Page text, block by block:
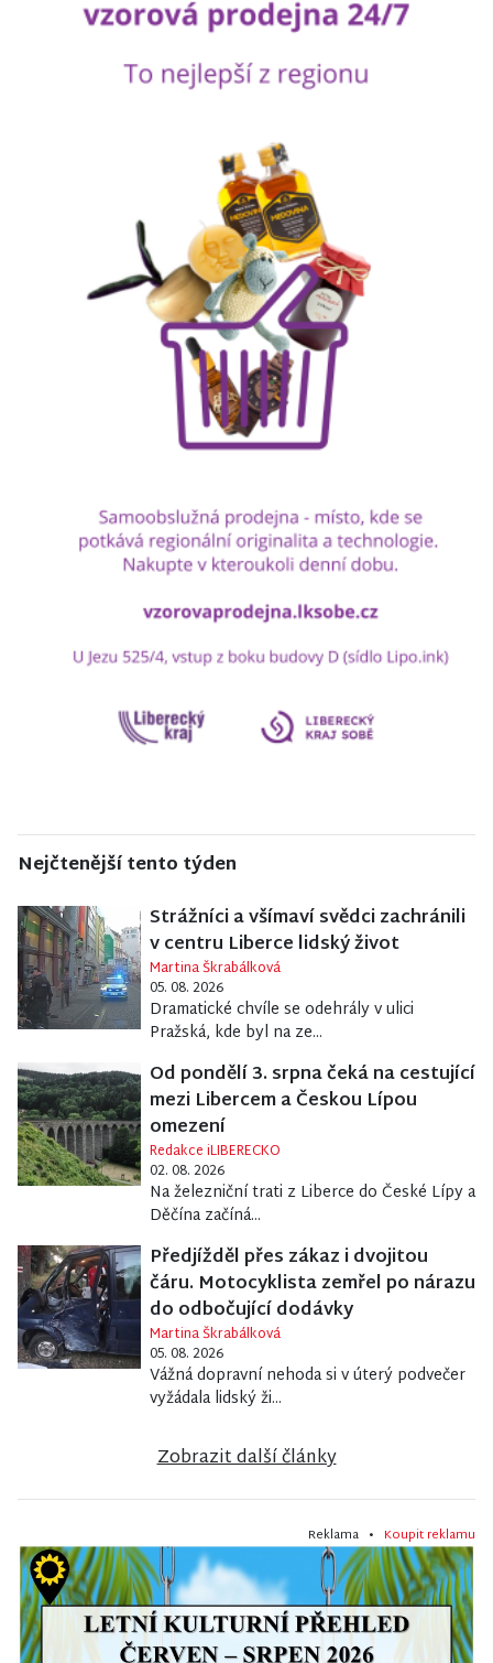
Nejčtenější tento týden
Strážníci a všímaví svědci zachránili
v centru Liberce lidský život
Martina Škrabálková
05. 08. 2026
Dramatické chvíle se odehrály v ulici
Pražská, kde byl na ze...
Od pondělí 3. srpna čeká na cestující
mezi Libercem a Českou Lípou
omezení
Redakce iLIBERECKO
02. 08. 2026
Na železniční trati z Liberce do České Lípy a
Děčína začíná...
Předjížděl přes zákaz i dvojitou
čáru. Motocyklista zemřel po nárazu
do odbočující dodávky
Martina Škrabálková
05. 08. 2026
Vážná dopravní nehoda si v úterý podvečer
vyžádala lidský ži...
Zobrazit další články
Reklama • Koupit reklamu